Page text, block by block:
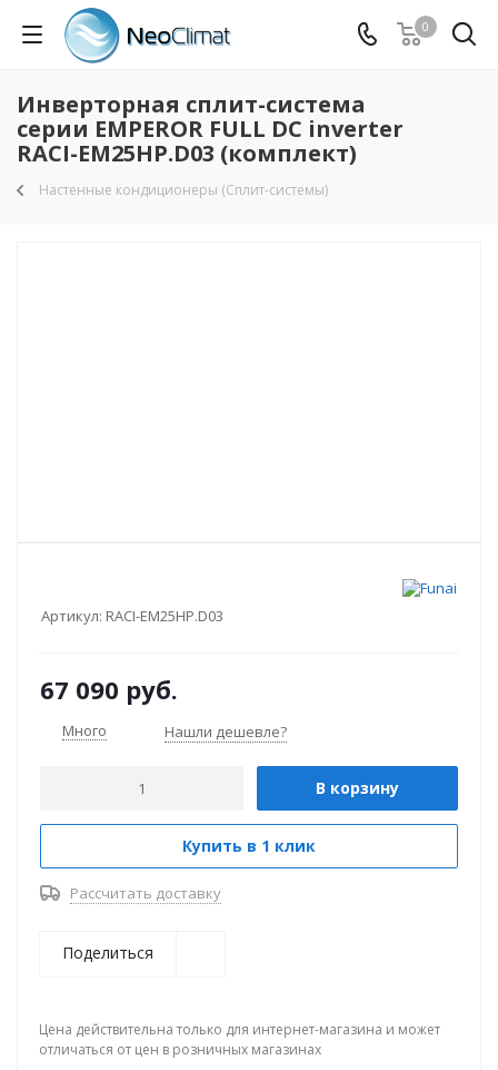
0
Инверторная сплит-система
серии EMPEROR FULL DC inverter
RACI-EM25HP.D03 (комплект)
Настенные кондиционеры (Сплит-системы)
Артикул: RACI-EM25HP.D03
67 090 руб.
Много Нашли дешевле?
В корзину
Купить в 1 клик
Рассчитать доставку
Поделиться
Цена действительна только для интернет-магазина и может
отличаться от цен в розничных магазинах